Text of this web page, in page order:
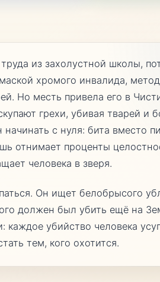
из захолустной школы,
хромого инвалида,
Но месть привела его в
грехи, убивая тварей и
с нуля: бита вместо
отнимает проценты
человека в зверя.
Он ищет белобрысого
должен был убить ещё на
убийство человека
тем, кого охотится.